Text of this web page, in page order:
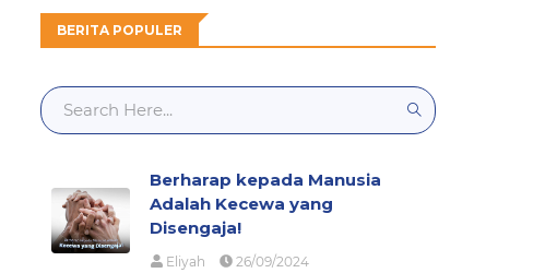
BERITA POPULER
Berharap kepada Manusia
Adalah Kecewa yang
Disengaja!
Eliyah 26/09/2024